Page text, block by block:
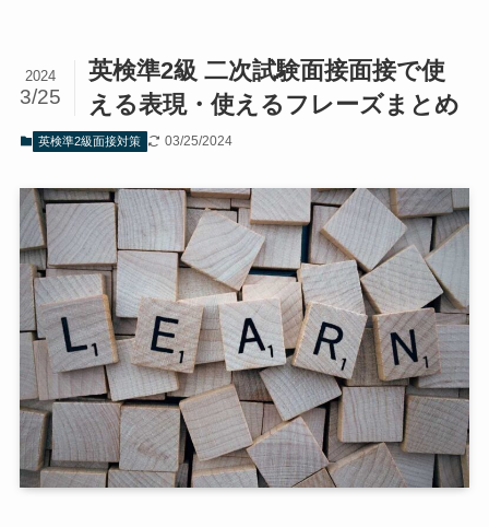
英検準2級 二次試験面接面接で使
える表現・使えるフレーズまとめ
2024
3/25
英検準2級面接対策 03/25/2024